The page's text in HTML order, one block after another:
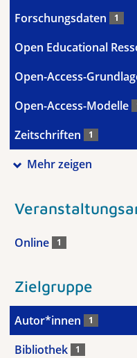
Forschungsdaten 1
Open Educational
Open-Access-
Open-Access-Modelle
Zeitschriften 1
Mehr zeigen
Online 1
Zielgruppe
Autor*innen 1
Bibliothek 1